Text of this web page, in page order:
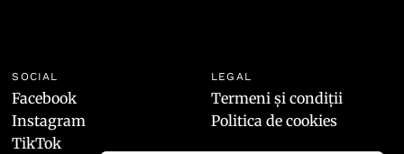
SOCIAL
Facebook
Instagram
TikTok
LEGAL
Termeni și condiții
Politica de cookies